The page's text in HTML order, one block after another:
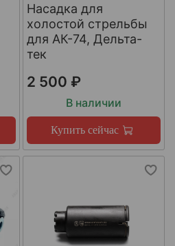
Насадка для
холостой стрельбы
для АК-74, Дельта-
тек
2 500 ₽
В наличии
Купить сейчас